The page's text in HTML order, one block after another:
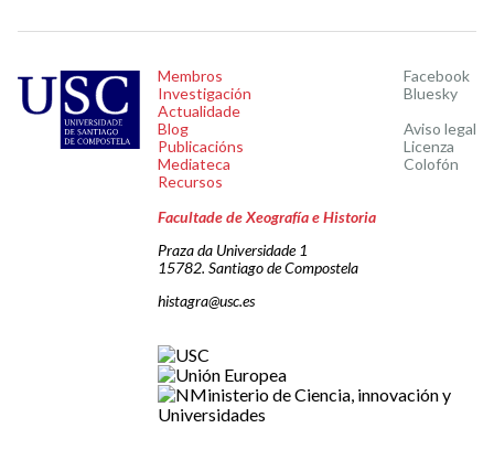
Membros
Investigación
Actualidade
Blog
Publicacións
Mediateca
Recursos
Facebook
Bluesky
Aviso legal
Licenza
Colofón
Facultade de Xeografía e Historia
Praza da Universidade 1
15782. Santiago de Compostela
histagra@usc.es